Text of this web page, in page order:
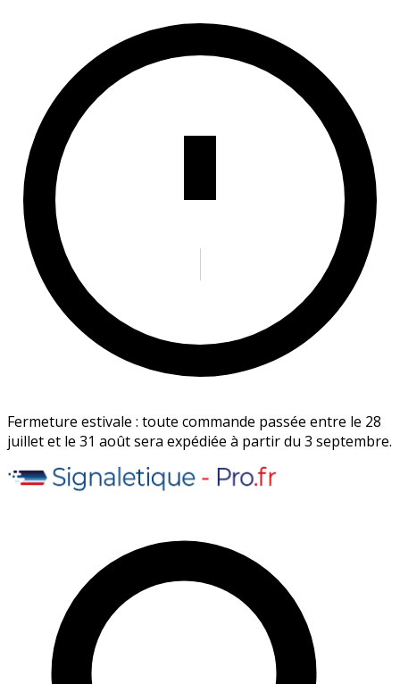
Fermeture estivale : toute commande passée entre le 28
juillet et le 31 août sera expédiée à partir du 3 septembre.